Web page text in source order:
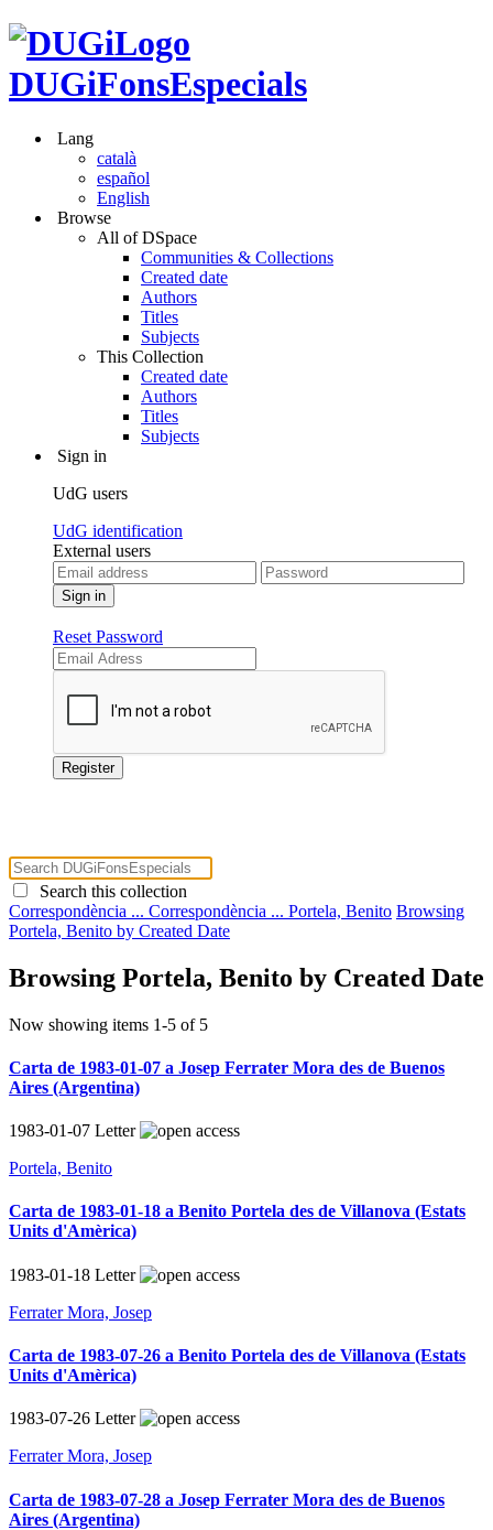
DUGiFonsEspecials
Lang
català
español
English
Browse
All of DSpace
Communities & Collections
Created date
Authors
Titles
Subjects
This Collection
Created date
Authors
Titles
Subjects
Sign in
UdG users
UdG identification
External users
Reset Password
Search this collection
Correspondència ... Correspondència ... Portela, Benito Browsing
Portela, Benito by Created Date
Browsing Portela, Benito by Created Date
Now showing items 1-5 of 5
Carta de 1983-01-07 a Josep Ferrater Mora des de Buenos
Aires (Argentina)
1983-01-07 Letter
Portela, Benito
Carta de 1983-01-18 a Benito Portela des de Villanova (Estats
Units d'Amèrica)
1983-01-18 Letter
Ferrater Mora, Josep
Carta de 1983-07-26 a Benito Portela des de Villanova (Estats
Units d'Amèrica)
1983-07-26 Letter
Ferrater Mora, Josep
Carta de 1983-07-28 a Josep Ferrater Mora des de Buenos
Aires (Argentina)